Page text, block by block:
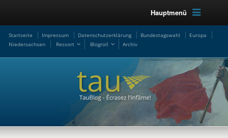
Hauptmenü
Startseite Impressum Datenschutzerklärung Bundestagswahl
Europa
Niedersachsen
Ressort Blogroll Archiv